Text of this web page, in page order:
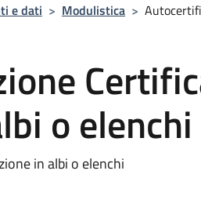
e dati > Modulistica >
o elenchi
in albi o elenchi